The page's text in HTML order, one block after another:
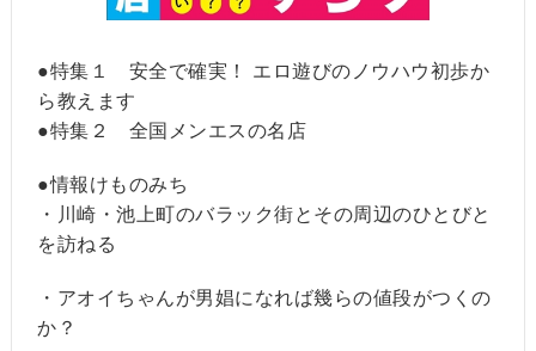
●特集１ 安全で確実！ エロ遊びのノウハウ初歩か
ら教えます
●特集２ 全国メンエスの名店
●情報けものみち
・川崎・池上町のバラック街とその周辺のひとびと
を訪ねる
・アオイちゃんが男娼になれば幾らの値段がつくの
か？